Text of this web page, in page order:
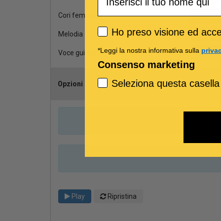
Cori femminili
Melodia
Voce guida femminile
Opzioni Scegli il
Play Ripristina
Privacy policy
Ho preso visione ed
*Leggi la nostra informativa sulla
Consenso marketing
Seleziona questa